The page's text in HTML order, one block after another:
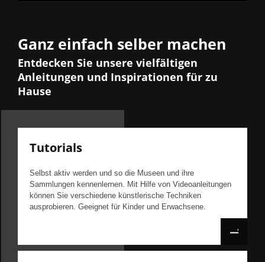
Ganz einfach selber machen
Entdecken Sie unsere vielfältigen
Anleitungen und Inspirationen für zu
Hause
Tutorials
Selbst aktiv werden und so die Museen und ihre
Sammlungen kennenlernen. Mit Hilfe von Videoanleitungen
können Sie verschiedene künstlerische Techniken
ausprobieren. Geeignet für Kinder und Erwachsene.